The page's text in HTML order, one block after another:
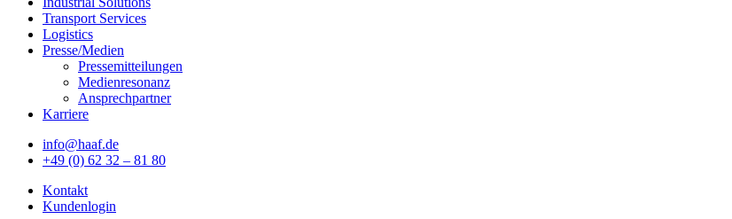
Transport Services
Logistics
Presse/Medien
Pressemitteilungen
Medienresonanz
Ansprechpartner
Karriere
info@haaf.de
+49 (0) 62 32 – 81 80
Kontakt
Kundenlogin